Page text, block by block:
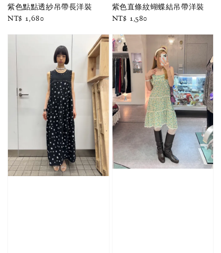
紫色點點透紗吊帶長洋裝
Regular
NT$ 1,680
紫色直條紋蝴蝶結吊帶洋裝
Regular
NT$ 1,580